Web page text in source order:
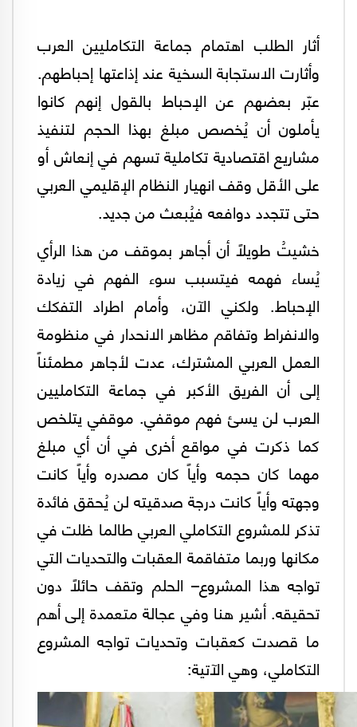
أثار الطلب اهتمام جماعة التكامليين العرب
وأثارت الاستجابة السخية عند إذاعتها إحباطهم.
عبّر بعضهم عن الإحباط بالقول إنهم كانوا
يأملون أن يُخصص مبلغ بهذا الحجم لتنفيذ
مشاريع اقتصادية تكاملية تسهم في إنعاش أو
على الأقل وقف انهيار النظام الإقليمي العربي
حتى تتجدد دوافعه فيُبعث من جديد.
خشيتُ طويلاً أن أجاهر بموقف من هذا الرأي
يُساء فهمه فيتسبب سوء الفهم في زيادة
الإحباط. ولكني الآن، وأمام اطراد التفكك
والانفراط وتفاقم مظاهر الانحدار في منظومة
العمل العربي المشترك، عدت لأجاهر مطمئناً
إلى أن الفريق الأكبر في جماعة التكامليين
العرب لن يسئ فهم موقفي. موقفي يتلخص
كما ذكرت في مواقع أخرى في أن أي مبلغ
مهما كان حجمه وأياً كان مصدره وأياً كانت
وجهته وأياً كانت درجة صدقيته لن يُحقق فائدة
تذكر للمشروع التكاملي العربي طالما ظلت في
مكانها وربما متفاقمة العقبات والتحديات التي
تواجه هذا المشروع– الحلم وتقف حائلاً دون
تحقيقه. أشير هنا وفي عجالة متعمدة إلى أهم
ما قصدت كعقبات وتحديات تواجه المشروع
التكاملي، وهي الآتية: